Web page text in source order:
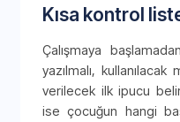
Kısa kontrol
Çalışmaya
yazılmalı,
verilecek ilk ipucu
ise çocuğun hangi